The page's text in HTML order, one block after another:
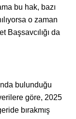
bu hak, bazı
o zaman
Başsavcılığı da
bulunduğu
göre, 2025
bırakmış